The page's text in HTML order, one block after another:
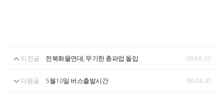
이전글 전북화물연대, 무기한 총파업 돌입 08.06.10
다음글 5월10일 버스출발시간 08.04.30